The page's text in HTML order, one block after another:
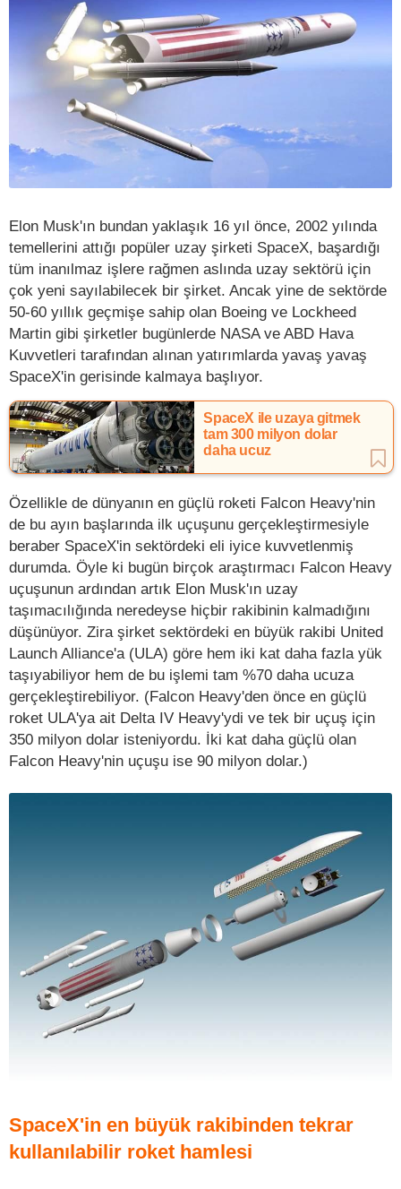
Elon Musk'ın bundan yaklaşık 16 yıl önce, 2002 yılında
temellerini attığı popüler uzay şirketi SpaceX, başardığı
tüm inanılmaz işlere rağmen aslında uzay sektörü için
çok yeni sayılabilecek bir şirket. Ancak yine de sektörde
50-60 yıllık geçmişe sahip olan Boeing ve Lockheed
Martin gibi şirketler bugünlerde NASA ve ABD Hava
Kuvvetleri tarafından alınan yatırımlarda yavaş yavaş
SpaceX'in gerisinde kalmaya başlıyor.
SpaceX ile uzaya gitmek
tam 300 milyon dolar
daha ucuz
Özellikle de dünyanın en güçlü roketi Falcon Heavy'nin
de bu ayın başlarında ilk uçuşunu gerçekleştirmesiyle
beraber SpaceX'in sektördeki eli iyice kuvvetlenmiş
durumda. Öyle ki bugün birçok araştırmacı Falcon Heavy
uçuşunun ardından artık Elon Musk'ın uzay
taşımacılığında neredeyse hiçbir rakibinin kalmadığını
düşünüyor. Zira şirket sektördeki en büyük rakibi United
Launch Alliance'a (ULA) göre hem iki kat daha fazla yük
taşıyabiliyor hem de bu işlemi tam %70 daha ucuza
gerçekleştirebiliyor. (Falcon Heavy'den önce en güçlü
roket ULA'ya ait Delta IV Heavy'ydi ve tek bir uçuş için
350 milyon dolar isteniyordu. İki kat daha güçlü olan
Falcon Heavy'nin uçuşu ise 90 milyon dolar.)
SpaceX'in en büyük rakibinden tekrar
kullanılabilir roket hamlesi